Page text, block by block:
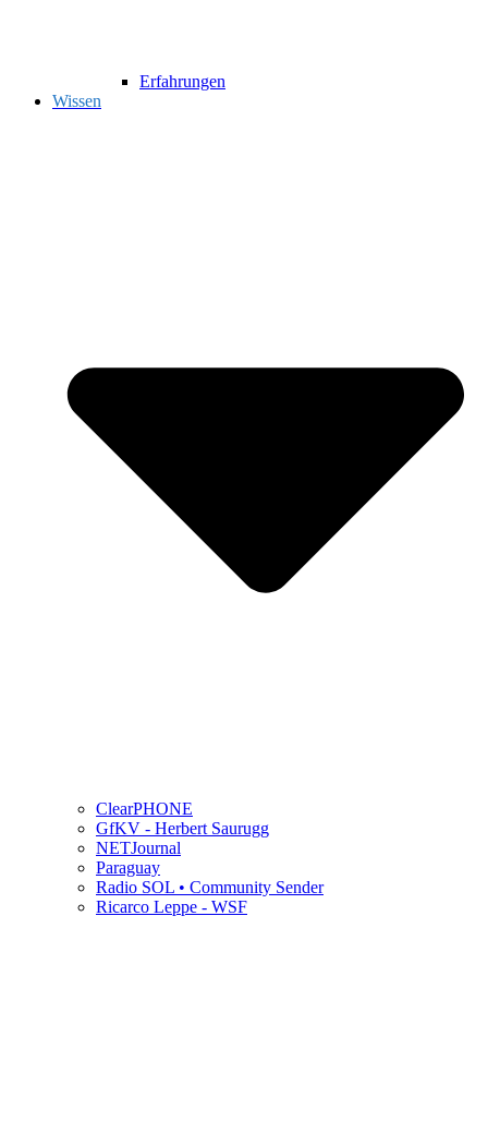
Erfahrungen
Wissen
ClearPHONE
GfKV - Herbert Saurugg
NETJournal
Paraguay
Radio SOL • Community Sender
Ricarco Leppe - WSF